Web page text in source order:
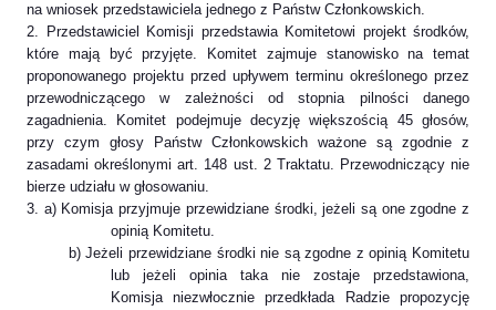
na wniosek przedstawiciela jednego z Państw Członkowskich.
2. Przedstawiciel Komisji przedstawia Komitetowi projekt środków,
które mają być przyjęte. Komitet zajmuje stanowisko na temat
proponowanego projektu przed upływem terminu określonego przez
przewodniczącego w zależności od stopnia pilności danego
zagadnienia. Komitet podejmuje decyzję większością 45 głosów,
przy czym głosy Państw Członkowskich ważone są zgodnie z
zasadami określonymi art. 148 ust. 2 Traktatu. Przewodniczący nie
bierze udziału w głosowaniu.
3. a) Komisja przyjmuje przewidziane środki, jeżeli są one zgodne z
opinią Komitetu.
b) Jeżeli przewidziane środki nie są zgodne z opinią Komitetu
lub jeżeli opinia taka nie zostaje przedstawiona,
Komisja niezwłocznie przedkłada Radzie propozycję